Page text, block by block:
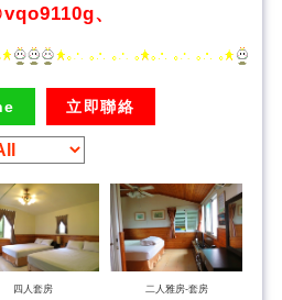
、
立即聯絡
四人套房 二人雅房-套房